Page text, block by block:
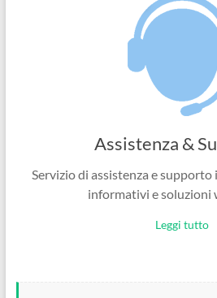
Assistenza &
Servizio di assistenza e supporto
informativi e soluzioni
Leggi tutto